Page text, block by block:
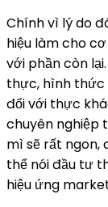
Chính vì lý do
hiệu làm cho
với phần còn
thực, hình thức
đối với thực
chuyên nghiệp
mì sẽ rất ngon,
thể nói đầu tư
hiệu ứng